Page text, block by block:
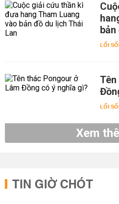
bản
LỐI
LỐI
Xem
TIN GIỜ CHÓT